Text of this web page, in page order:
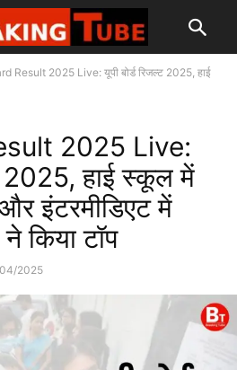
Result 2025 Live: यूपी बोर्ड रिजल्ट 2025, हाई
2025 Live:
2025, हाई स्कूल में
इंटरमीडिएट में
किया टॉप
2025